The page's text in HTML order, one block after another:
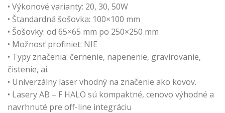
• Výkonové varianty: 20, 30, 50W
• Štandardná šošovka: 100×100 mm
• Šošovky: od 65×65 mm po 250×250 mm
• Možnosť profiniet: NIE
• Typy značenia: černenie, napenenie, gravírovanie,
čistenie, ai.
• Univerzálny laser vhodný na značenie ako kovov.
• Lasery AB – F HALO sú kompaktné, cenovo výhodné a
navrhnuté pre off-line integráciu